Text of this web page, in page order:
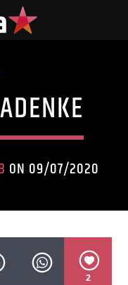
ON 09/07/2020
2